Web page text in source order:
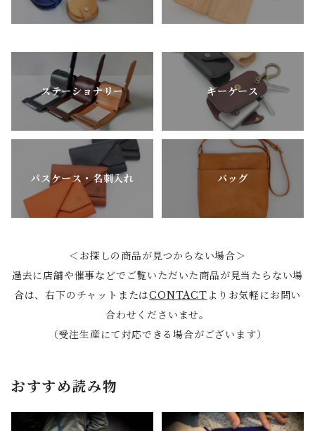
ステーショナリー キーケース
パスケース・名刺入れ バッグ
＜お探しの商品が見つからない場合＞
過去に店舗や催事などでご覧いただいた商品が見当たらない場
合は、右下のチャットまたはCONTACT よりお気軽にお問い
合わせくださいませ。
（受注生産にて対応できる場合がございます）
おすすめ読み物